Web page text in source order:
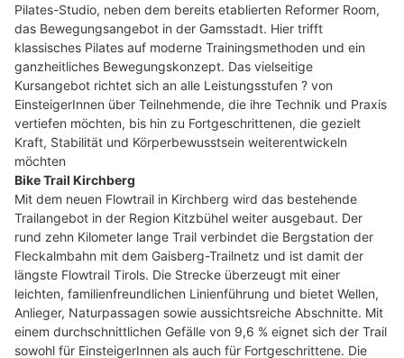
Pilates-Studio, neben dem bereits etablierten Reformer Room,
das Bewegungsangebot in der Gamsstadt. Hier trifft
klassisches Pilates auf moderne Trainingsmethoden und ein
ganzheitliches Bewegungskonzept. Das vielseitige
Kursangebot richtet sich an alle Leistungsstufen ? von
EinsteigerInnen über Teilnehmende, die ihre Technik und Praxis
vertiefen möchten, bis hin zu Fortgeschrittenen, die gezielt
Kraft, Stabilität und Körperbewusstsein weiterentwickeln
möchten
Bike Trail Kirchberg
Mit dem neuen Flowtrail in Kirchberg wird das bestehende
Trailangebot in der Region Kitzbühel weiter ausgebaut. Der
rund zehn Kilometer lange Trail verbindet die Bergstation der
Fleckalmbahn mit dem Gaisberg-Trailnetz und ist damit der
längste Flowtrail Tirols. Die Strecke überzeugt mit einer
leichten, familienfreundlichen Linienführung und bietet Wellen,
Anlieger, Naturpassagen sowie aussichtsreiche Abschnitte. Mit
einem durchschnittlichen Gefälle von 9,6 % eignet sich der Trail
sowohl für EinsteigerInnen als auch für Fortgeschrittene. Die